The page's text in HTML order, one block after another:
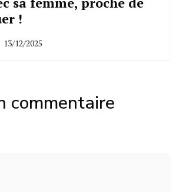
!
13/12/2025
commentaire